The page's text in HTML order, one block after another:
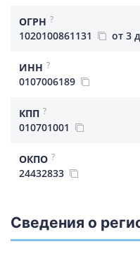
ОГРН ?
1020100861131 от 3
ИНН ?
0107006189
КПП ?
010701001
ОКПО ?
24432833
Сведения о